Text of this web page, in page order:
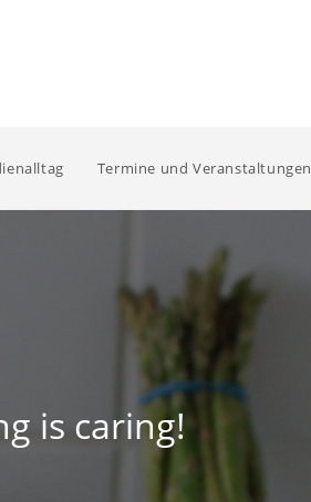
Termine und Veranstaltungen
is caring!